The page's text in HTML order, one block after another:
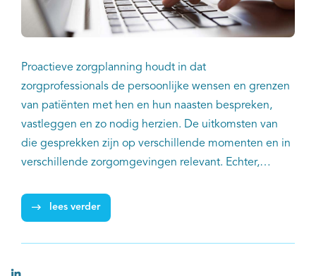
Proactieve zorgplanning houdt in dat
zorgprofessionals de persoonlijke wensen en grenzen
van patiënten met hen en hun naasten bespreken,
vastleggen en zo nodig herzien. De uitkomsten van
die gesprekken zijn op verschillende momenten en in
verschillende zorgomgevingen relevant. Echter,
zorgverlener of –organisatie. Ook de gekozen
technische oplossing voor het delen van gegevens
lees verder